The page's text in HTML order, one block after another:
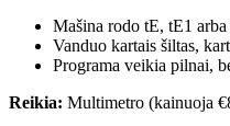
Mašina rodo tE, tE1
Vanduo kartais šiltas,
Programa veikia pilnai,
Reikia: Multimetro (kainuoja